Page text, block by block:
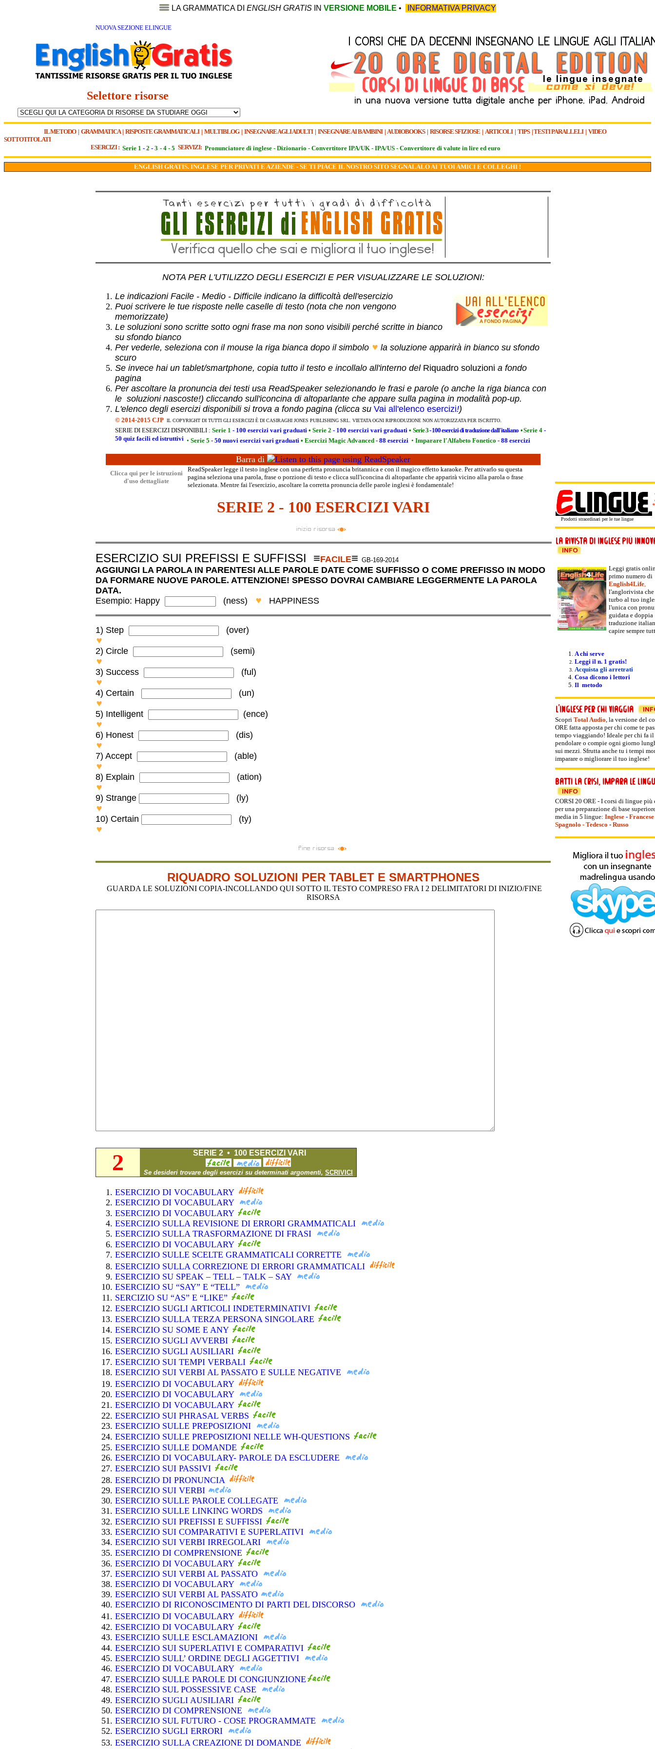
LA GRAMMATICA DI ENGLISH GRATIS IN VERSIONE MOBILE • INFORMATIVA PRIVACY
NUOVA SEZIONE ELINGUE
Selettore risorse
IL METODO| GRAMMATICA| RISPOSTE GRAMMATICALI| MULTIBLOG| INSEGNARE AGLI ADULTI | INSEGNARE AI BAMBINI| AUDIOBOOKS| RISORSE SFIZIOSE | ARTICOLI| TIPS|TESTI PARALLELI| VIDEO
SOTTOTITOLATI
ESERCIZI : Serie 1 - 2 - 3 - 4 - 5 SERVIZI: Pronunciatore di inglese - Dizionario - Convertitore IPA/UK - IPA/US - Convertitore di valute in lire ed euro
ENGLISH GRATIS. INGLESE PER PRIVATI E AZIENDE - SE TI PIACE IL NOSTRO SITO SEGNALALO AI TUOI AMICI E COLLEGHI !
NOTA PER L'UTILIZZO DEGLI ESERCIZI E PER VISUALIZZARE LE SOLUZIONI:
Le indicazioni Facile - Medio - Difficile indicano la difficoltà dell'esercizio
Puoi scrivere le tue risposte nelle caselle di testo (nota che non vengono
memorizzate)
Le soluzioni sono scritte sotto ogni frase ma non sono visibili perché scritte in bianco
su sfondo bianco
Per vederle, seleziona con il mouse la riga bianca dopo il simbolo
la soluzione apparirà in bianco su sfondo
scuro
Se invece hai un tablet/smartphone, copia tutto il testo e incollalo all'interno del Riquadro soluzioni a fondo
pagina
Per ascoltare la pronuncia dei testi usa ReadSpeaker selezionando le frasi e parole (o anche la riga bianca con
le soluzioni nascoste!) cliccando sull'iconcina di altoparlante che appare sulla pagina in modalità pop-up.
L'elenco degli esercizi disponibili si trova a fondo pagina (clicca su Vai all'elenco esercizi!)
© 2014-2015 CJP IL COPYRIGHT DI TUTTI GLI ESERCIZI È DI CASIRAGHI JONES PUBLISHING SRL. VIETATA OGNI RIPRODUZIONE NON AUTORIZZATA PER ISCRITTO.
SERIE DI ESERCIZI DISPONIBILI : Serie 1 - 100 esercizi vari graduati • Serie 2 - 100 esercizi vari graduati • Serie 3- 100 esercizi di traduzione dall'italiano •Serie 4 -
50 quiz facili ed istruttivi • Serie 5 - 50 nuovi esercizi vari graduati • Esercizi Magic Advanced - 88 esercizi • Imparare l'Alfabeto Fonetico - 88 esercizi
Barra di
Clicca qui per le istruzioni
d'uso dettagliate
ReadSpeaker legge il testo inglese con una perfetta pronuncia britannica e con il magico effetto karaoke. Per attivarlo su questa
pagina seleziona una parola, frase o porzione di testo e clicca sull'iconcina di altoparlante che apparirà vicino alla parola o frase
selezionata. Mentre fai l'esercizio, ascoltare la corretta pronuncia delle parole inglesi è fondamentale!
SERIE 2 - 100 ESERCIZI VARI
ESERCIZIO SUI PREFISSI E SUFFISSI ≡FACILE≡ GB-169-2014
AGGIUNGI LA PAROLA IN PARENTESI ALLE PAROLE DATE COME SUFFISSO O COME PREFISSO IN MODO
DA FORMARE NUOVE PAROLE. ATTENZIONE! SPESSO DOVRAI CAMBIARE LEGGERMENTE LA PAROLA
DATA.
Esempio: Happy
(ness) HAPPINESS
1) Step
(over)
2) Circle
(semi)
3) Success
(ful )
4) Certain
(un)
5) Intelligent
(ence)
6) Honest
(dis)
7) Accept
(able)
8) Explain
(ation)
9) Strange
(ly)
10) Certain
(ty)
RIQUADRO SOLUZIONI PER TABLET E SMARTPHONES
GUARDA LE SOLUZIONI COPIA-INCOLLANDO QUI SOTTO IL TESTO COMPRESO FRA I 2 DELIMITATORI DI INIZIO/FINE
RISORSA
2 SERIE 2 • 100 ESERCIZI VARI
Se desideri trovare degli esercizi su determinati argomenti, SCRIVICI
ESERCIZIO DI VOCABULARY
ESERCIZIO DI VOCABULARY
ESERCIZIO DI VOCABULARY
ESERCIZIO SULLA REVISIONE DI ERRORI GRAMMATICALI
ESERCIZIO SULLA TRASFORMAZIONE DI FRASI
ESERCIZIO DI VOCABULARY
ESERCIZIO SULLE SCELTE GRAMMATICALI CORRETTE
ESERCIZIO SULLA CORREZIONE DI ERRORI GRAMMATICALI
ESERCIZIO SU SPEAK – TELL – TALK – SAY
ESERCIZIO SU “SAY” E “TELL”
SERCIZIO SU “AS” E “LIKE”
ESERCIZIO SUGLI ARTICOLI INDETERMINATIVI
ESERCIZIO SULLA TERZA PERSONA SINGOLARE
ESERCIZIO SU SOME E ANY
ESERCIZIO SUGLI AVVERBI
ESERCIZIO SUGLI AUSILIARI
ESERCIZIO SUI TEMPI VERBALI
ESERCIZIO SUI VERBI AL PASSATO E SULLE NEGATIVE
ESERCIZIO DI VOCABULARY
ESERCIZIO DI VOCABULARY
ESERCIZIO DI VOCABULARY
ESERCIZIO SUI PHRASAL VERBS
ESERCIZIO SULLE PREPOSIZIONI
ESERCIZIO SULLE PREPOSIZIONI NELLE WH-QUESTIONS
ESERCIZIO SULLE DOMANDE
ESERCIZIO DI VOCABULARY- PAROLE DA ESCLUDERE
ESERCIZIO SUI PASSIVI
ESERCIZIO DI PRONUNCIA
ESERCIZIO SUI VERBI
ESERCIZIO SULLE PAROLE COLLEGATE
ESERCIZIO SULLE LINKING WORDS
ESERCIZIO SUI PREFISSI E SUFFISSI
ESERCIZIO SUI COMPARATIVI E SUPERLATIVI
ESERCIZIO SUI VERBI IRREGOLARI
ESERCIZIO DI COMPRENSIONE
ESERCIZIO DI VOCABULARY
ESERCIZIO SUI VERBI AL PASSATO
ESERCIZIO DI VOCABULARY
ESERCIZIO SUI VERBI AL PASSATO
ESERCIZIO DI RICONOSCIMENTO DI PARTI DEL DISCORSO
ESERCIZIO DI VOCABULARY
ESERCIZIO DI VOCABULARY
ESERCIZIO SULLE ESCLAMAZIONI
ESERCIZIO SUI SUPERLATIVI E COMPARATIVI
ESERCIZIO SULL’ ORDINE DEGLI AGGETTIVI
ESERCIZIO DI VOCABULARY
ESERCIZIO SULLE PAROLE DI CONGIUNZIONE
ESERCIZIO SUL POSSESSIVE CASE
ESERCIZIO SUGLI AUSILIARI
ESERCIZIO DI COMPRENSIONE
ESERCIZIO SUL FUTURO - COSE PROGRAMMATE
ESERCIZIO SUGLI ERRORI
ESERCIZIO SULLA CREAZIONE DI DOMANDE
Prodotti straordinari per le tue lingue
Leggi gratis
primo numero di
English4Life,
l'anglorivista
turbo al tuo
l'unica con
guidata e doppia
traduzione
capire sempre
A chi serve
Leggi il n. 1 gratis!
Acquista gli arretrati
Cosa dicono i lettori
Il metodo
Scopri Total Audio, la versione del
ORE fatta apposta per chi come te
tempo viaggiando! Ideale per chi fa il
pendolare o compie ogni giorno
sui mezzi. Sfrutta anche tu i tempi
imparare o migliorare il tuo inglese!
CORSI 20 ORE - I corsi di lingue più
per una preparazione di base
media in 5 lingue: Inglese - Francese
Spagnolo - Tedesco - Russo